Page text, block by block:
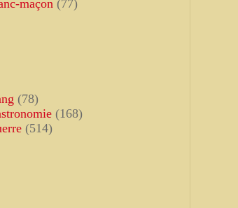
maçon (77)
(78)
(168)
(514)